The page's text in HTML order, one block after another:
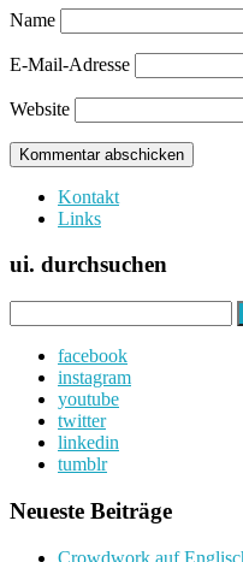
Name
E-Mail-Adresse
Website
Kontakt
Links
ui. durchsuchen
nach:
facebook
instagram
youtube
twitter
linkedin
tumblr
Neueste Beiträge
Crowdwork auf